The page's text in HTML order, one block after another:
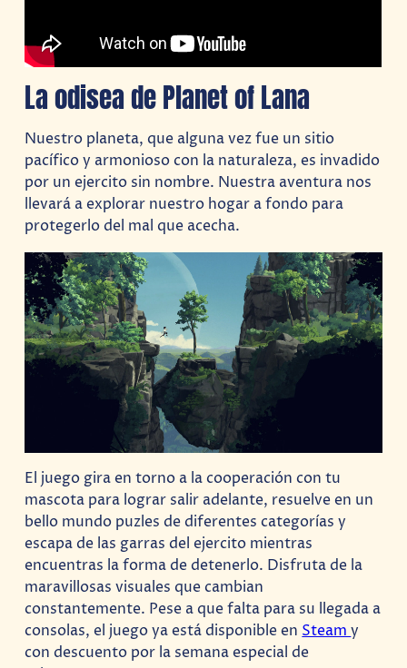
La odisea de Planet of Lana
Nuestro planeta, que alguna vez fue un sitio
pacífico y armonioso con la naturaleza, es invadido
por un ejercito sin nombre. Nuestra aventura nos
llevará a explorar nuestro hogar a fondo para
protegerlo del mal que acecha.
El juego gira en torno a la cooperación con tu
mascota para lograr salir adelante, resuelve en un
bello mundo puzles de diferentes categorías y
escapa de las garras del ejercito mientras
encuentras la forma de detenerlo. Disfruta de la
maravillosas visuales que cambian
constantemente. Pese a que falta para su llegada a
consolas, el juego ya está disponible en Steamy
con descuento por la semana especial de